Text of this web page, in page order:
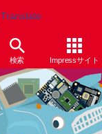
Translate
検索 Impressサイト